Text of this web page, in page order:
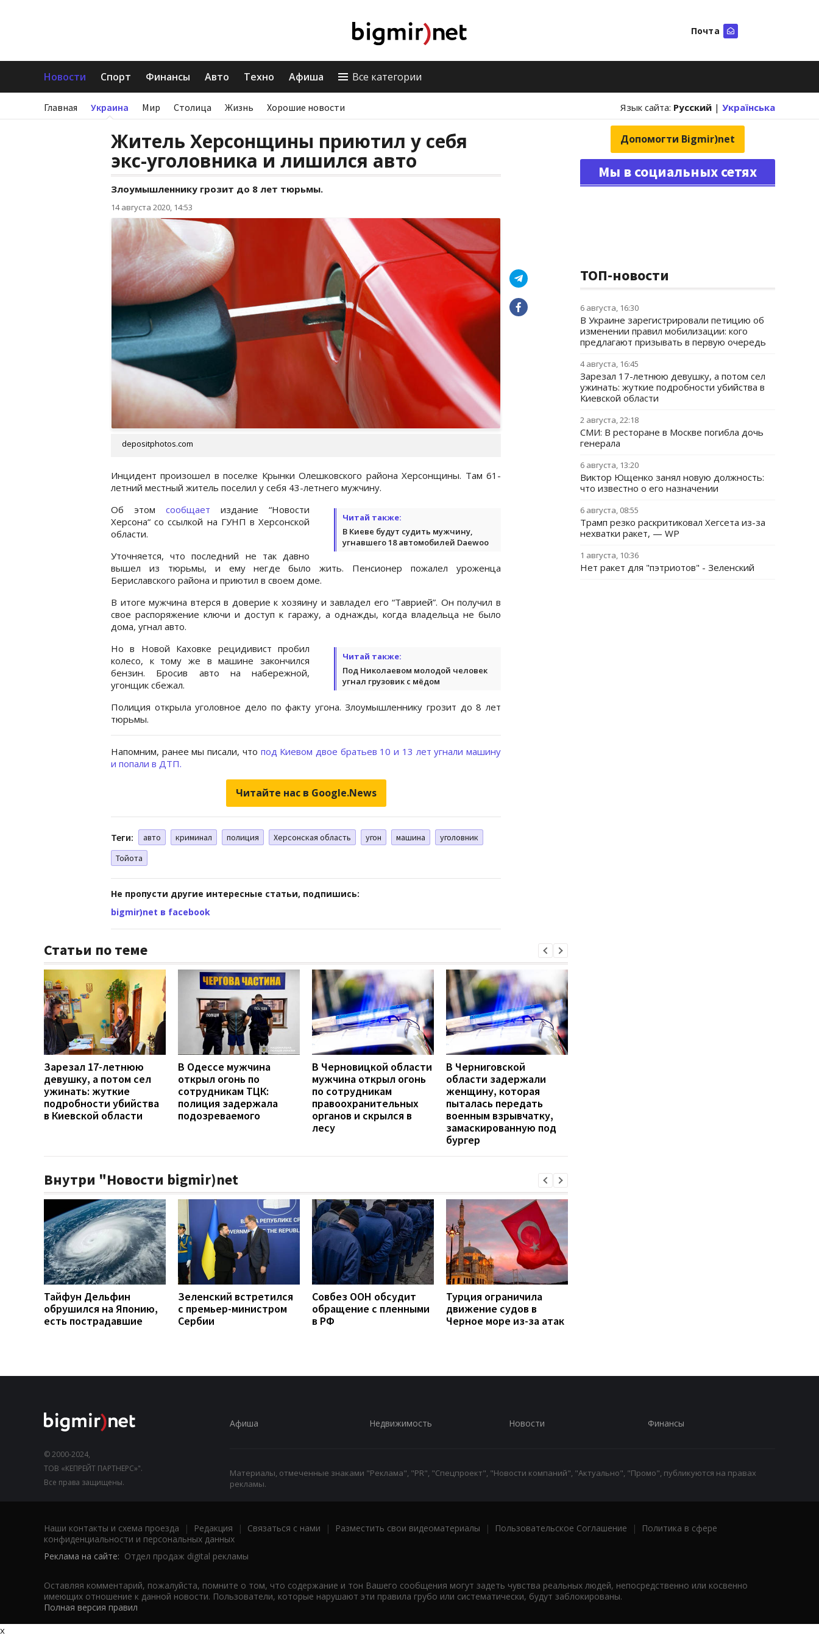
Почта
Новости Спорт Финансы Авто Техно Афиша Все категории
Главная Украина Мир Столица Жизнь Хорошие новости Язык сайта: Русский | Українська
Житель Херсонщины приютил у себя
экс-уголовника и лишился авто
Злоумышленнику грозит до 8 лет тюрьмы.
14 августа 2020, 14:53
depositphotos.com
Инцидент произошел в поселке Крынки Олешковского района Херсонщины. Там 61-
летний местный житель поселил у себя 43-летнего мужчину.
Читай также:
В Киеве будут судить мужчину,
угнавшего 18 автомобилей Daewoo
Об этом сообщает издание “Новости
Херсона“ со ссылкой на ГУНП в Херсонской
области.
Уточняется, что последний не так давно
вышел из тюрьмы, и ему негде было жить. Пенсионер пожалел уроженца
Бериславского района и приютил в своем доме.
В итоге мужчина втерся в доверие к хозяину и завладел его “Таврией”. Он получил в
свое распоряжение ключи и доступ к гаражу, а однажды, когда владельца не было
дома, угнал авто.
Читай также:
Под Николаевом молодой человек
угнал грузовик с мёдом
Но в Новой Каховке рецидивист пробил
колесо, к тому же в машине закончился
бензин. Бросив авто на набережной,
угонщик сбежал.
Полиция открыла уголовное дело по факту угона. Злоумышленнику грозит до 8 лет
тюрьмы.
Напомним, ранее мы писали, что под Киевом двое братьев 10 и 13 лет угнали машину
и попали в ДТП.
Читайте нас в Google.News
Теги: авто криминал полиция Херсонская область угон машина
уголовник
Тойота
Не пропусти другие интересные статьи, подпишись:
bigmir)net в facebook
Статьи по теме
Зарезал 17-летнюю
девушку, а потом сел
ужинать: жуткие
подробности убийства
в Киевской области
В Одессе мужчина
открыл огонь по
сотрудникам ТЦК:
полиция задержала
подозреваемого
В Черновицкой области
мужчина открыл огонь
по сотрудникам
правоохранительных
органов и скрылся в
лесу
В Черниговской
области задержали
женщину, которая
пыталась передать
военным взрывчатку,
замаскированную под
бургер
Внутри "Новости bigmir)net
Тайфун Дельфин
обрушился на Японию,
есть пострадавшие
Зеленский встретился
с премьер-министром
Сербии
Совбез ООН обсудит
обращение с пленными
в РФ
Турция ограничила
движение судов в
Черное море из-за атак
Допомогти Bigmir)net
Мы в социальных сетях
ТОП-новости
6 августа, 16:30
В Украине зарегистрировали петицию об
изменении правил мобилизации: кого
предлагают призывать в первую очередь
4 августа, 16:45
Зарезал 17-летнюю девушку, а потом сел
ужинать: жуткие подробности убийства в
Киевской области
2 августа, 22:18
СМИ: В ресторане в Москве погибла дочь
генерала
6 августа, 13:20
Виктор Ющенко занял новую должность:
что известно о его назначении
6 августа, 08:55
Трамп резко раскритиковал Хегсета из-за
нехватки ракет, — WP
1 августа, 10:36
Нет ракет для "пэтриотов" - Зеленский
© 2000-2024,
ТОВ «КЕПРЕЙТ ПАРТНЕРС»".
Все права защищены.
Афиша Недвижимость Новости Финансы
Материалы, отмеченные знаками "Реклама", "PR", "Спецпроект", "Новости компаний", "Актуально", "Промо", публикуются на правах
рекламы.
Наши контакты и схема проезда | Редакция | Связаться с нами | Разместить свои видеоматериалы | Пользовательское Соглашение |
Политика в сфере
конфиденциальности и персональных данных
Реклама на сайте: Отдел продаж digital рекламы
Оставляя комментарий, пожалуйста, помните о том, что содержание и тон Вашего сообщения могут задеть чувства реальных людей, непосредственно или косвенно
имеющих отношение к данной новости. Пользователи, которые нарушают эти правила грубо или систематически, будут заблокированы.
Полная версия правил
x